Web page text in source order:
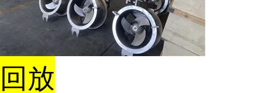
回放